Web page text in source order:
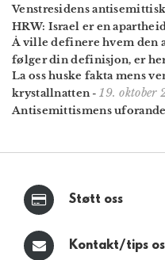
Venstresidens
HRW: Israel er en
Å ville definere hvem den
følger din definisjon, er
La oss huske fakta mens
krystall­natten-19. oktober
Antisemittismens
Støtt oss
Kontakt/tips